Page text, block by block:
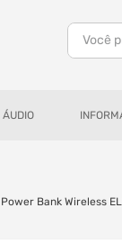
Você
ÁUDIO
Power Bank Wireless
4º
gamer